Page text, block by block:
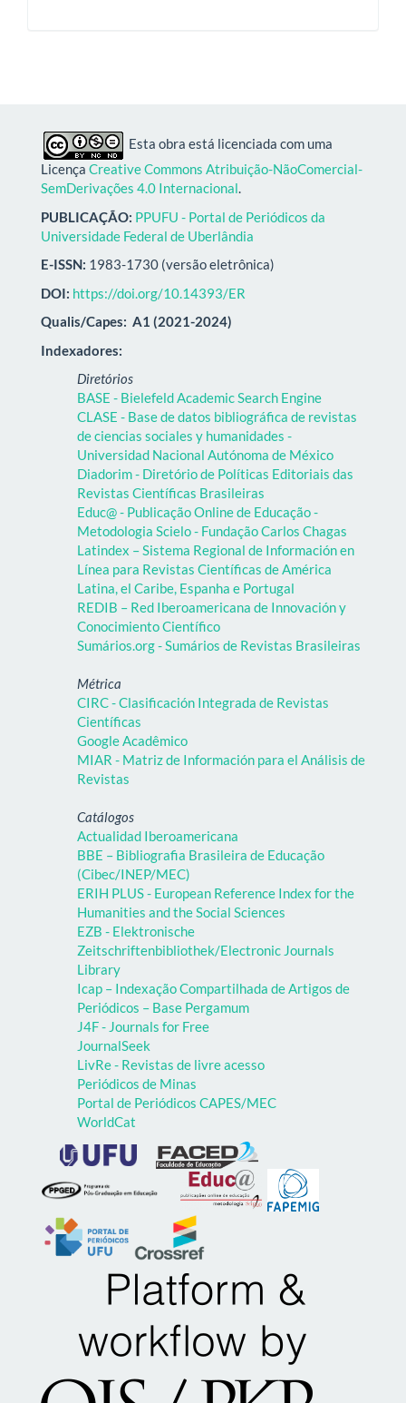
Esta obra está licenciada com uma
Licença Creative Commons Atribuição-NãoComercial-
SemDerivações 4.0 Internacional.
PUBLICAÇÃO: PPUFU - Portal de Periódicos da
Universidade Federal de Uberlândia
E-ISSN: 1983-1730 (versão eletrônica)
DOI: https://doi.org/10.14393/ER
Qualis/Capes: A1 (2021-2024)
Indexadores:
Diretórios
BASE - Bielefeld Academic Search Engine
CLASE - Base de datos bibliográfica de revistas
de ciencias sociales y humanidades -
Universidad Nacional Autónoma de México
Diadorim - Diretório de Políticas Editoriais das
Revistas Científicas Brasileiras
Educ@ - Publicação Online de Educação -
Metodologia Scielo - Fundação Carlos Chagas
Latindex – Sistema Regional de Información en
Línea para Revistas Científicas de América
Latina, el Caribe, Espanha e Portugal
REDIB – Red Iberoamericana de Innovación y
Conocimiento Científico
Sumários.org - Sumários de Revistas Brasileiras
Métrica
CIRC - Clasificación Integrada de Revistas
Científicas
Google Acadêmico
MIAR - Matriz de Información para el Análisis de
Revistas
Catálogos
Actualidad Iberoamericana
BBE – Bibliografia Brasileira de Educação
(Cibec/INEP/MEC)
ERIH PLUS - European Reference Index for the
Humanities and the Social Sciences
EZB - Elektronische
Zeitschriftenbibliothek/Electronic Journals
Library
Icap – Indexação Compartilhada de Artigos de
Periódicos – Base Pergamum
J4F - Journals for Free
JournalSeek
LivRe - Revistas de livre acesso
Periódicos de Minas
Portal de Periódicos CAPES/MEC
WorldCat